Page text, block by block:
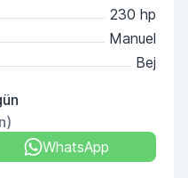
230 hp
Manuel
Bej
WhatsApp